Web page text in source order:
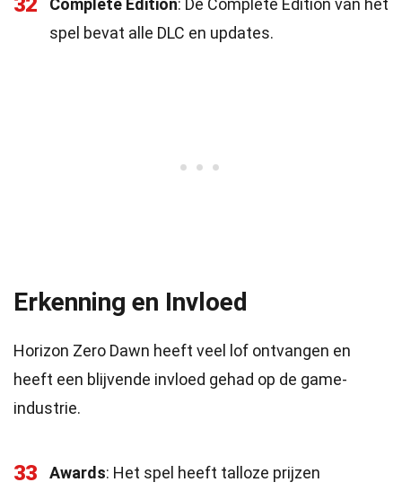
Complete Edition: De Complete Edition van het
spel bevat alle DLC en updates.
Erkenning en Invloed
Horizon Zero Dawn heeft veel lof ontvangen en
heeft een blijvende invloed gehad op de game-
industrie.
33 Awards: Het spel heeft talloze prijzen